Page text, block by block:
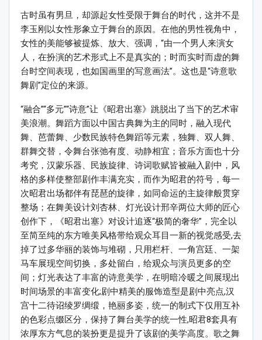
古时虽有男旦，却源起女性受限于舞台的时代，这并不是
李玉刚以女性形象立于舞台的原因。在他的男性视角中，
女性的美能够被提炼、放大、强调，“由一个男人来演女
人，在扮演的艺术形式上不是真实的；时而实时而虚的舞
台时空间表现，也如国画里的写意画法”。这也是“诗意歌
舞剧”定位的来源。
“融合”“多元”“诗意”让《昭君出塞》跳脱出了当下的艺术审
美浪潮。舞蹈方面以中国古典舞为主的同时，融入现代
舞、芭蕾舞、少数民族特色舞蹈等元素，独舞、双人舞、
群舞交替，令舞台张弛有度、动静相宜；音乐方面也十分
考究，汉蒙乐器、民族旋律、诗词歌赋皆被融入剧中，风
格的多样使整部剧作丰满充实，而作为昭君的符号，每一
次昭君出场都伴有琵琶的旋律，如同命运的主旋律般贯穿
整场；在舞美设计刘杏林、灯光设计邢辛两位大师的匠心
创作下，《昭君出塞》对设计追逐“极简的奢华”，完全以
至简至纯的东方唯美风格带给观众耳目一新的视觉感受,去
掉了过多华丽的装饰与堆砌，只用栏杆、一角宫廷、一架
马车展现空间切换，多处留白，给观众与演员更多的空
间；灯光表达了丰富的诗意美学，在明暗冷暖之间展现出
时间场景的丰富变化;剧中精美的服饰造型是剧中亮点,汉
宫十二待诏绫罗绸缎，艳丽多姿，统一的制式下仅用互补
的色彩点缀区分，保持了舞台美学的统一性,昭君8套具有
浓厚东方气息的装扮更是提升了该剧的美学高度。歌之舞